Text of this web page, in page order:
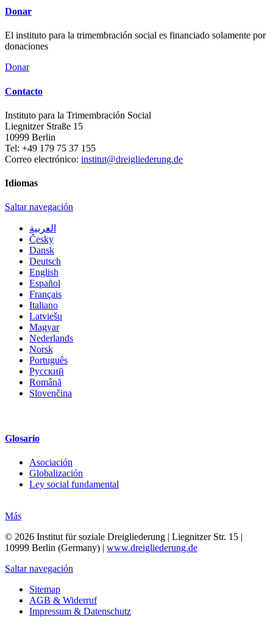
Donar
El instituto para la trimembración social es financiado solamente por
donaciones
Donar
Contacto
Instituto para la Trimembración Social
Liegnitzer Straße 15
10999 Berlin
Tel: +49 179 75 37 155
Correo electrónico: institut@dreigliederung.de
Idiomas
Saltar navegación
العربية
Česky
Dansk
Deutsch
English
Español
Français
Italiano
Latviešu
Magyar
Nederlands
Norsk
Português
Русский
Română
Slovenčina
Glosario
Asociación
Globalización
Ley social fundamental
Más
© 2026 Institut für soziale Dreigliederung | Liegnitzer Str. 15 |
10999 Berlin (Germany) | www.dreigliederung.de
Saltar navegación
Sitemap
AGB & Widerruf
Impressum & Datenschutz